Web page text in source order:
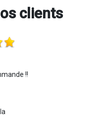
clients
!!